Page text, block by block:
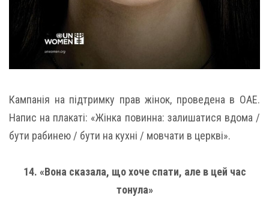
Кампанія на підтримку прав жінок, проведена в ОАЕ.
Напис на плакаті: «Жінка повинна: ​​залишатися вдома /
бути рабинею / бути на кухні / мовчати в церкві».
14. «Вона сказала, що хоче спати, але в цей час
тонула»